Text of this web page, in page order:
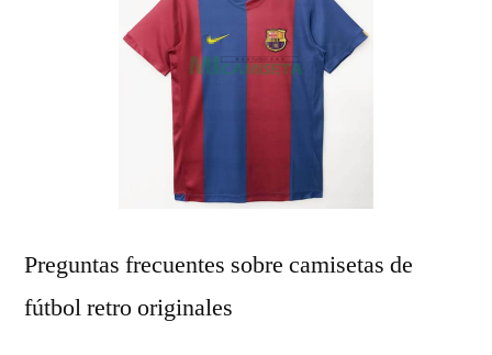
Preguntas frecuentes sobre camisetas de
fútbol retro originales